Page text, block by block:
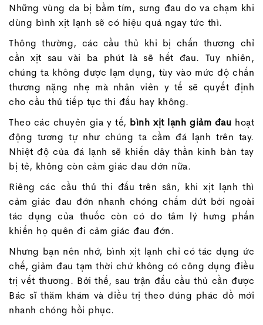
Những vùng da bị bầm tím, sưng đau do va chạm khi
dùng bình xịt lạnh sẽ có hiệu quả ngay tức thì.
Thông thường, các cầu thủ khi bị chấn thương chỉ
cần xịt sau vài ba phút là sẽ hết đau. Tuy nhiên,
chúng ta không được lạm dụng, tùy vào mức độ chấn
thương nặng nhẹ mà nhân viên y tế sẽ quyết định
cho cầu thủ tiếp tục thi đấu hay không.
Theo các chuyên gia y tế, bình xịt lạnh giảm đau hoạt
động tương tự như chúng ta cầm đá lạnh trên tay.
Nhiệt độ của đá lạnh sẽ khiến dây thần kinh bàn tay
bị tê, không còn cảm giác đau đớn nữa.
Riêng các cầu thủ thi đấu trên sân, khi xịt lạnh thì
cảm giác đau đớn nhanh chóng chấm dứt bởi ngoài
tác dụng của thuốc còn có do tâm lý hưng phấn
khiến họ quên đi cảm giác đau đớn.
Nhưng bạn nên nhớ, bình xịt lạnh chỉ có tác dụng ức
chế, giảm đau tạm thời chứ không có công dụng điều
trị vết thương. Bởi thế, sau trận đấu cầu thủ cần được
Bác sĩ thăm khám và điều trị theo đúng phác đồ mới
nhanh chóng hồi phục.